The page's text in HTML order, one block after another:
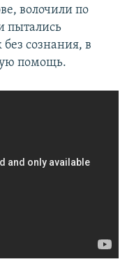
волочили по
пытались
без сознания, в
помощь.